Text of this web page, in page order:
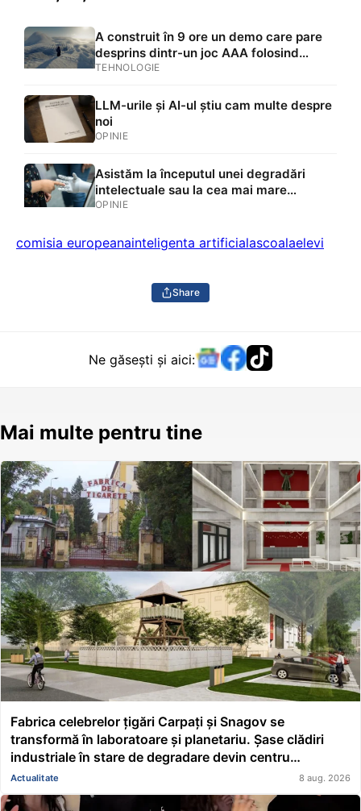
A construit în 9 ore un demo care pare
desprins dintr-un joc AAA folosind
inteligența artificială
TEHNOLOGIE
LLM-urile și AI-ul știu cam multe despre
noi
OPINIE
Asistăm la începutul unei degradări
intelectuale sau la cea mai mare
evoluție din istorie? Dacă roboții vor
OPINIE
comisia europeanainteligenta artificialascoalaelevi
Share
Ne găsești și aici:
Mai multe pentru tine
Fabrica celebrelor țigări Carpați și Snagov se
transformă în laboratoare și planetariu. Șase clădiri
industriale în stare de degradare devin centru
educațional și științific
Actualitate 8 aug. 2026